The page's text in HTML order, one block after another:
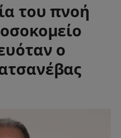
του πνοή
ο